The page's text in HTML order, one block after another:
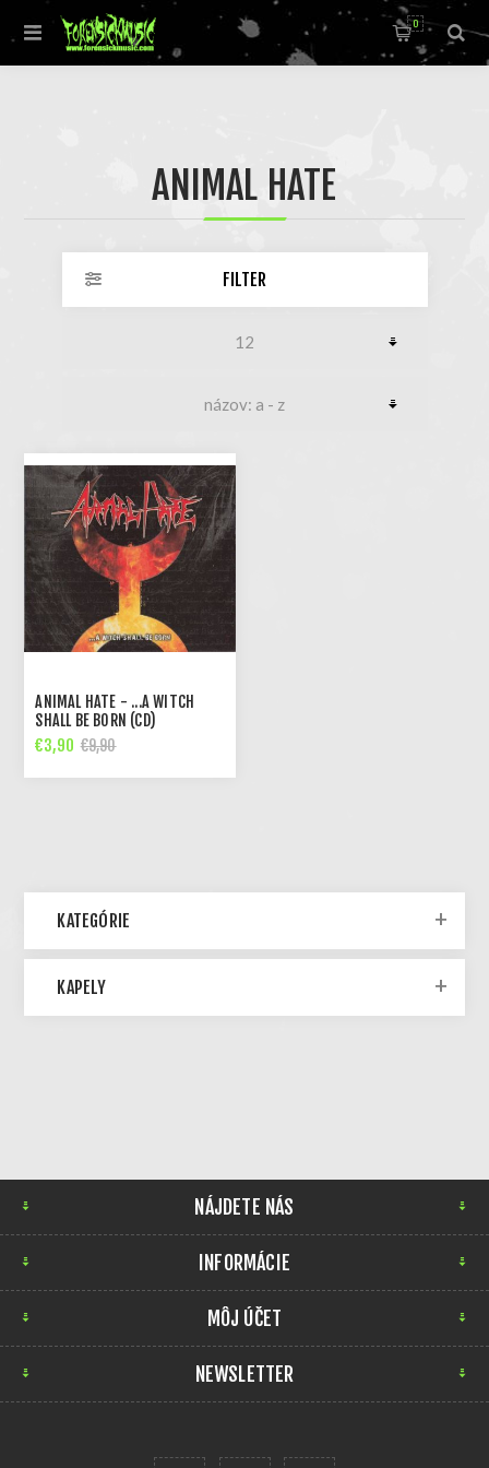
0
ANIMAL HATE
FILTER
ANIMAL HATE - ...A WITCH
SHALL BE BORN (CD)
€3,90 €9,90
KATEGÓRIE
KAPELY
NÁJDETE NÁS
INFORMÁCIE
MÔJ ÚČET
NEWSLETTER